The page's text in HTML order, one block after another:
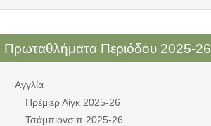
Πρωταθλήματα Περιόδου 2025-26
Αγγλία
Πρέμιερ Λίγκ 2025-26
Τσάμπιονσιπ 2025-26